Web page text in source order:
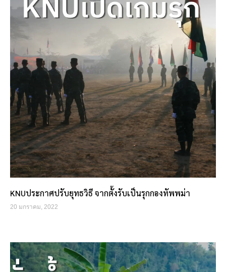
KNUประกาศปรับยุทธวิธี จากตั้งรับเป็นรุกกองทัพพม่า
20 มกราคม, 2022